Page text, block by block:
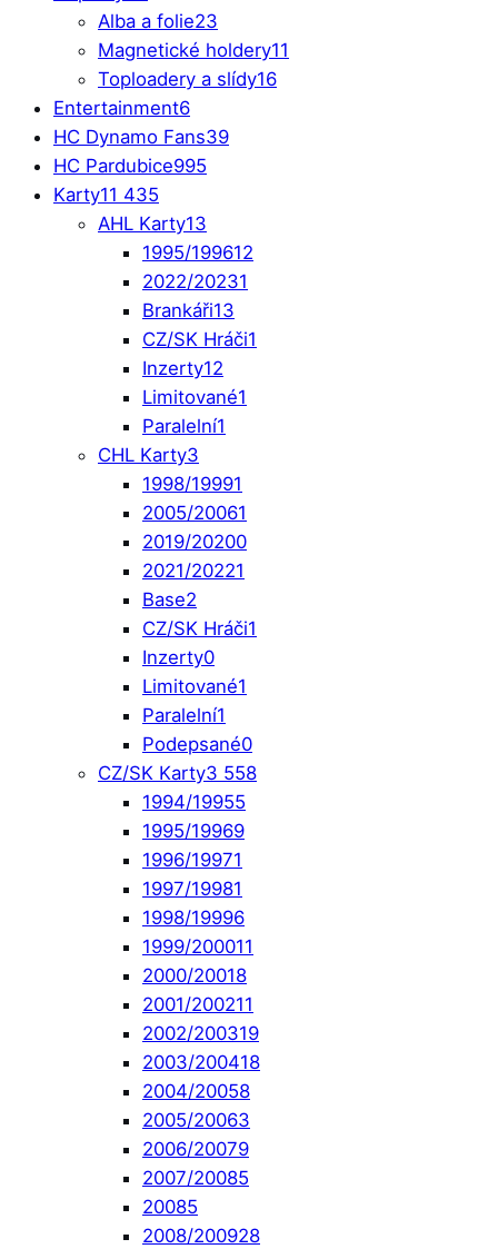
Alba a folie23
Magnetické holdery11
Toploadery a slídy16
Entertainment6
HC Dynamo Fans39
HC Pardubice995
Karty11 435
AHL Karty13
1995/199612
2022/20231
Brankáři13
CZ/SK Hráči1
Inzerty12
Limitované1
Paralelní1
CHL Karty3
1998/19991
2005/20061
2019/20200
2021/20221
Base2
CZ/SK Hráči1
Inzerty0
Limitované1
Paralelní1
Podepsané0
CZ/SK Karty3 558
1994/19955
1995/19969
1996/19971
1997/19981
1998/19996
1999/200011
2000/20018
2001/200211
2002/200319
2003/200418
2004/20058
2005/20063
2006/20079
2007/20085
20085
2008/200928